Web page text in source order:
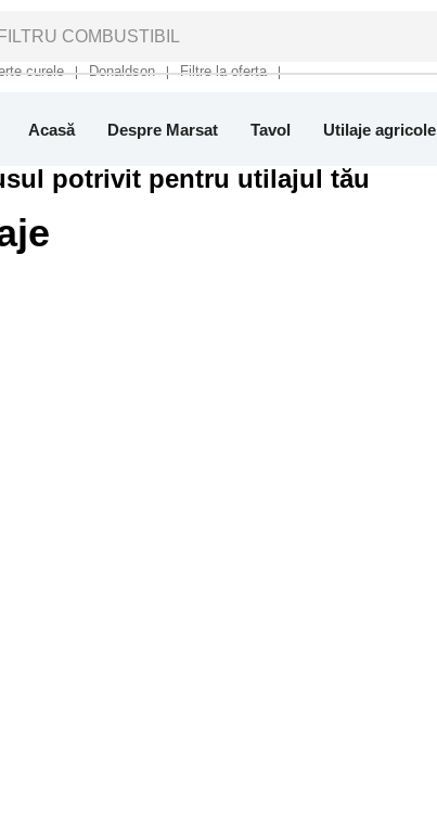
FILTRU COMBUSTIBIL
curele ❘ Donaldson ❘ Filtre la oferta ❘
Acasă Despre Marsat Tavol Utilaje agricole
potrivit pentru utilajul tău